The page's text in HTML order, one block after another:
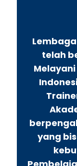
telah
Melayani
yang